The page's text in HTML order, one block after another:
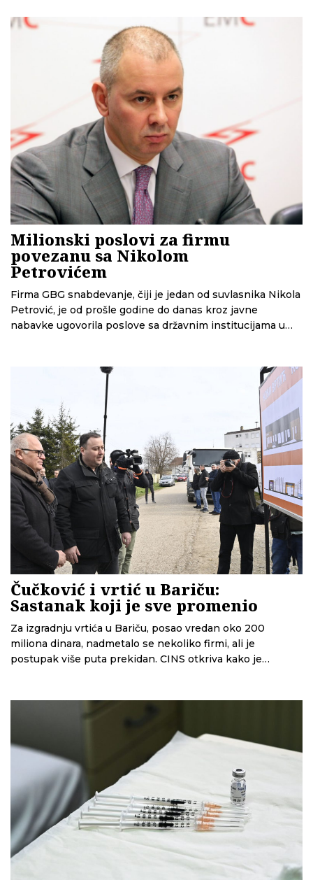
Milionski poslovi za firmu
povezanu sa Nikolom
Petrovićem
Firma GBG snabdevanje, čiji je jedan od suvlasnika Nikola
Petrović, je od prošle godine do danas kroz javne
nabavke ugovorila poslove sa državnim institucijama u
Čučković i vrtić u Bariču:
Sastanak koji je sve promenio
Za izgradnju vrtića u Bariču, posao vredan oko 200
miliona dinara, nadmetalo se nekoliko firmi, ali je
postupak više puta prekidan. CINS otkriva kako je
nabavke. Više od godinu dana kasnije, roditelji i dalje